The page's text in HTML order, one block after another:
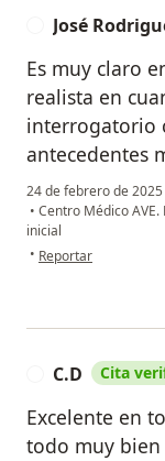
José
Es muy claro
realista en
interrogatorio
antecedentes
24 de febrero de 2025
• Centro Médico
inicial
• en opinión del
Reportar
C.D Cita
Excelente en
todo muy bien